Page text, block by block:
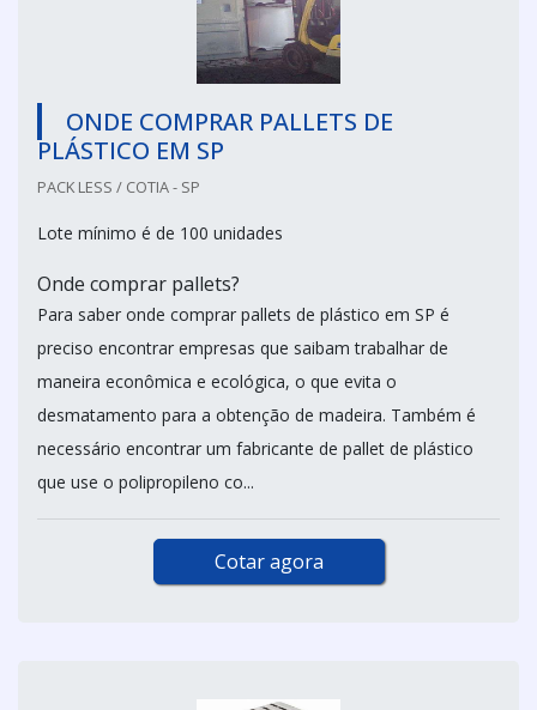
ONDE COMPRAR PALLETS DE
PLÁSTICO EM SP
PACK LESS / COTIA - SP
Lote mínimo é de 100 unidades
Onde comprar pallets?
Para saber onde comprar pallets de plástico em SP é
preciso encontrar empresas que saibam trabalhar de
maneira econômica e ecológica, o que evita o
desmatamento para a obtenção de madeira. Também é
necessário encontrar um fabricante de pallet de plástico
que use o polipropileno co...
Cotar agora